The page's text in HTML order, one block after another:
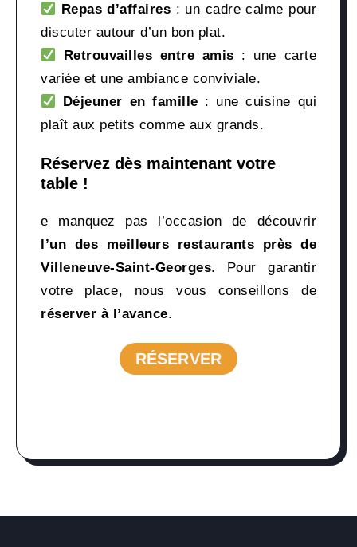
Repas d’affaires : un cadre calme pour
discuter autour d’un bon plat.
Retrouvailles entre amis : une carte
variée et une ambiance conviviale.
Déjeuner en famille : une cuisine qui
plaît aux petits comme aux grands.
Réservez dès maintenant votre
table !
e manquez pas l’occasion de découvrir
l’un des meilleurs restaurants près de
Villeneuve-Saint-Georges. Pour garantir
votre place, nous vous conseillons de
réserver à l’avance.
RÉSERVER